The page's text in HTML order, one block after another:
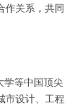
作关系，共同
学等中国顶尖
市设计、工程